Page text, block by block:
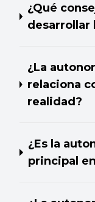
¿Qué
desarrollar
¿La
relaciona
realidad?
¿Es la
principal